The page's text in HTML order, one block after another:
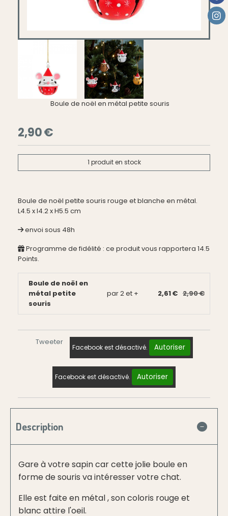
Boule de noël en métal petite souris
2,90€
1 produit en stock
Boule de noël petite souris rouge et blanche en métal.
L4.5 x l4.2 x H5.5 cm
envoi sous 48h
Programme de fidélité : ce produit vous rapportera 14.5
Points.
Boule de noël en
métal petite
souris
par 2 et + 2,61 € 2,90 €
Tweeter
Facebook est désactivé. Autoriser
Facebook est désactivé. Autoriser
Description
Gare à votre sapin car cette jolie boule en
forme de souris va intéresser votre chat.
Elle est faite en métal , son coloris rouge et
blanc attire l'oeil.